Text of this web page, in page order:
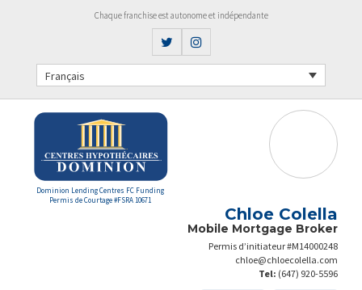
Chaque franchise est autonome et indépendante
Français
Dominion Lending Centres FC Funding
Permis de Courtage #FSRA 10671
Chloe Colella
Mobile Mortgage Broker
Permis d’initiateur #M14000248
chloe@chloecolella.com
Tel: (647) 920-5596